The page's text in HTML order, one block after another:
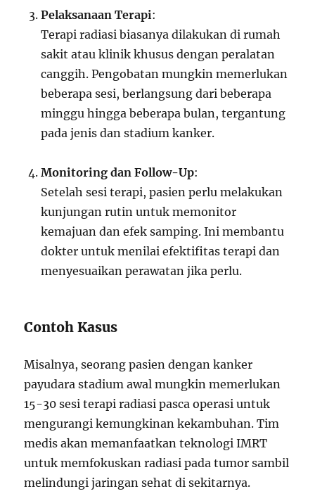
Pelaksanaan Terapi:
Terapi radiasi biasanya dilakukan di rumah
sakit atau klinik khusus dengan peralatan
canggih. Pengobatan mungkin memerlukan
beberapa sesi, berlangsung dari beberapa
minggu hingga beberapa bulan, tergantung
pada jenis dan stadium kanker.
Monitoring dan Follow-Up:
Setelah sesi terapi, pasien perlu melakukan
kunjungan rutin untuk memonitor
kemajuan dan efek samping. Ini membantu
dokter untuk menilai efektifitas terapi dan
menyesuaikan perawatan jika perlu.
Contoh Kasus
Misalnya, seorang pasien dengan kanker
payudara stadium awal mungkin memerlukan
15-30 sesi terapi radiasi pasca operasi untuk
mengurangi kemungkinan kekambuhan. Tim
medis akan memanfaatkan teknologi IMRT
untuk memfokuskan radiasi pada tumor sambil
melindungi jaringan sehat di sekitarnya.